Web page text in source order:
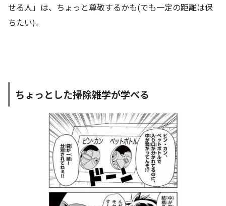
せる人」は、ちょっと尊敬するかも(でも一定の距離は保
ちたい)。
ちょっとした掃除雑学が学べる